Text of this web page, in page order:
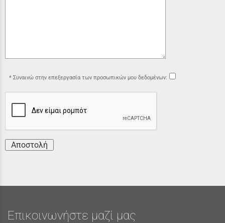
Συναινώ στην επεξεργασία των προσωπικών μου δεδομένων:
Αποστολή
Επικοινωνήστε μαζί μας